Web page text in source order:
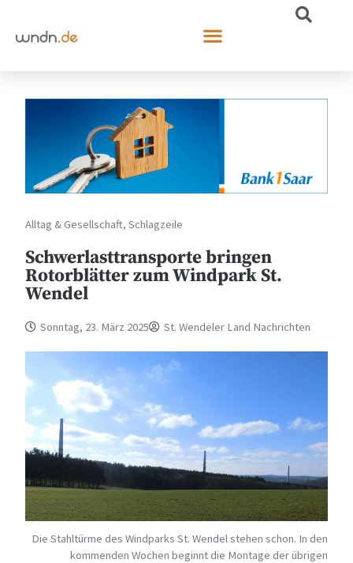
Alltag & Gesellschaft,Schlagzeile
Schwerlasttransporte bringen
Rotorblätter zum Windpark St.
Wendel
Sonntag, 23. März 2025 St. Wendeler Land Nachrichten
Die Stahltürme des Windparks St. Wendel stehen schon. In den
kommenden Wochen beginnt die Montage der übrigen